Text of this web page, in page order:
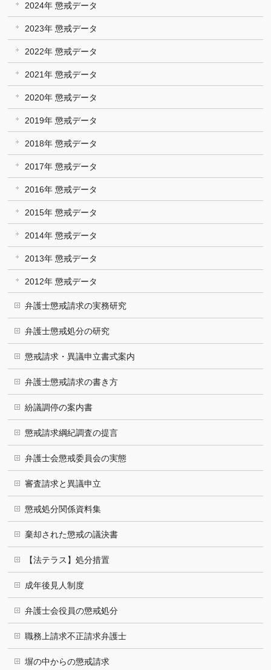
2024年 懲戒データ
2023年 懲戒データ
2022年 懲戒データ
2021年 懲戒データ
2020年 懲戒データ
2019年 懲戒データ
2018年 懲戒データ
2017年 懲戒データ
2016年 懲戒データ
2015年 懲戒データ
2014年 懲戒データ
2013年 懲戒データ
2012年 懲戒データ
弁護士懲戒請求の実務研究
弁護士懲戒処分の研究
懲戒請求・異議申立書式案内
弁護士懲戒請求の書き方
紛議調停の案内書
懲戒請求綱紀調査の提言
弁護士会懲戒委員会の実態
審査請求と異議申立
懲戒処分関係資料集
棄却された懲戒の議決書
【法テラス】処分措置
成年後見人制度
弁護士会役員の懲戒処分
職務上請求不正請求弁護士
塀の中からの懲戒請求